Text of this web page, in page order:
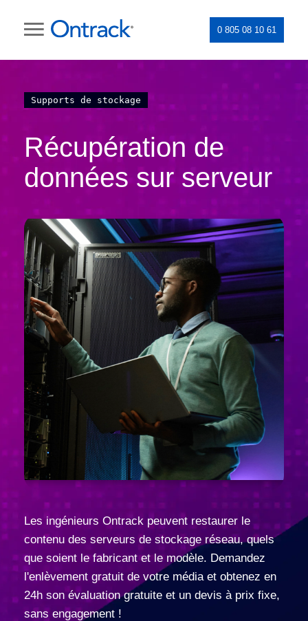
0 805 08 10 61
Supports de stockage
Récupération de
données sur serveur
Les ingénieurs Ontrack peuvent restaurer le
contenu des serveurs de stockage réseau, quels
que soient le fabricant et le modèle. Demandez
l'enlèvement gratuit de votre média et obtenez en
24h son évaluation gratuite et un devis à prix fixe,
sans engagement !